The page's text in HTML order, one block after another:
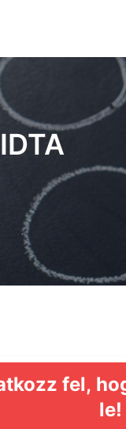
fel,
le!